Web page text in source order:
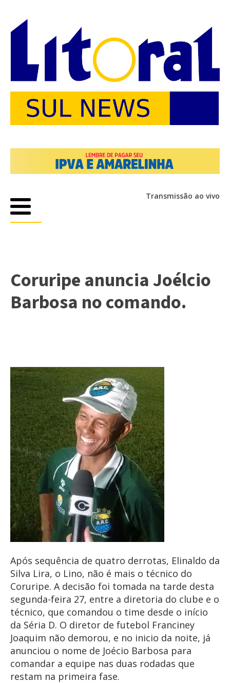
Transmissão ao vivo
Coruripe anuncia Joélcio
Barbosa no comando.
Após sequência de quatro derrotas, Elinaldo da
Silva Lira, o Lino, não é mais o técnico do
Coruripe. A decisão foi tomada na tarde desta
segunda-feira 27, entre a diretoria do clube e o
técnico, que comandou o time desde o início
da Séria D. O diretor de futebol Franciney
Joaquim não demorou, e no inicio da noite, já
anunciou o nome de Joécio Barbosa para
comandar a equipe nas duas rodadas que
restam na primeira fase.